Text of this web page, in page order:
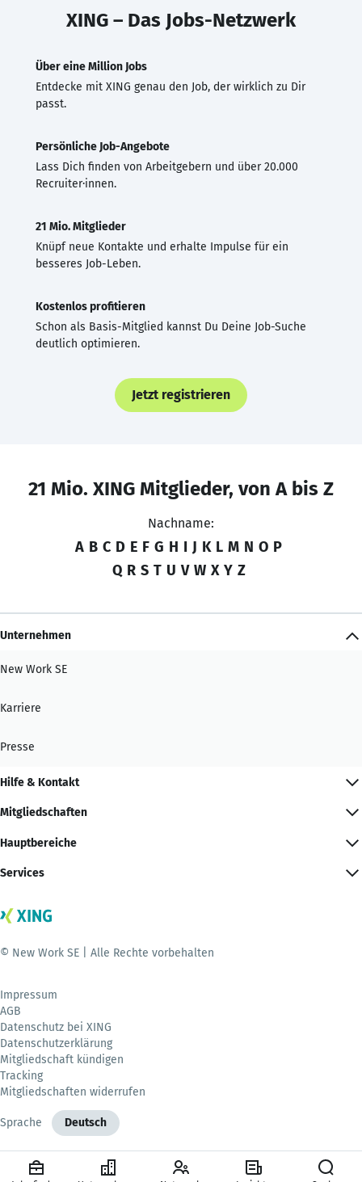
XING – Das Jobs-Netzwerk
Über eine Million Jobs
Entdecke mit XING genau den Job, der wirklich zu Dir
passt.
Persönliche Job-Angebote
Lass Dich finden von Arbeitgebern und über 20.000
Recruiter·innen.
21 Mio. Mitglieder
Knüpf neue Kontakte und erhalte Impulse für ein
besseres Job-Leben.
Kostenlos profitieren
Schon als Basis-Mitglied kannst Du Deine Job-Suche
deutlich optimieren.
Jetzt registrieren
21 Mio. XING Mitglieder, von A bis Z
Nachname:
A B C D E F G H I J K L M N O P
Q R S T U V W X Y Z
Unternehmen
New Work SE
Karriere
Presse
Hilfe & Kontakt
Mitgliedschaften
Hauptbereiche
Services
© New Work SE | Alle Rechte vorbehalten
Impressum
AGB
Datenschutz bei XING
Datenschutzerklärung
Mitgliedschaft kündigen
Tracking
Mitgliedschaften widerrufen
Sprache Deutsch